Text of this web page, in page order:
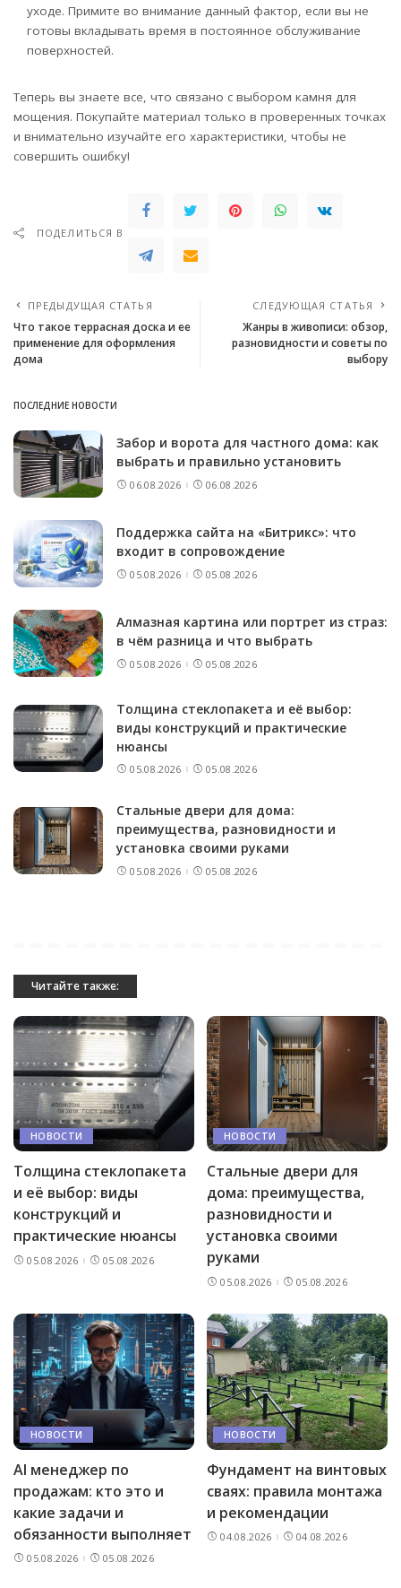
уходе. Примите во внимание данный фактор, если вы не
готовы вкладывать время в постоянное обслуживание
поверхностей.
Теперь вы знаете все, что связано с выбором камня для
мощения. Покупайте материал только в проверенных точках
и внимательно изучайте его характеристики, чтобы не
совершить ошибку!
ПОДЕЛИТЬСЯ В
ПРЕДЫДУЩАЯ СТАТЬЯ
Что такое террасная доска и ее
применение для оформления
дома
СЛЕДУЮЩАЯ СТАТЬЯ
Жанры в живописи: обзор,
разновидности и советы по
выбору
ПОСЛЕДНИЕ НОВОСТИ
Забор и ворота для частного дома: как
выбрать и правильно установить
06.08.2026 06.08.2026
Поддержка сайта на «Битрикс»: что
входит в сопровождение
05.08.2026 05.08.2026
Алмазная картина или портрет из страз:
в чём разница и что выбрать
05.08.2026 05.08.2026
Толщина стеклопакета и её выбор:
виды конструкций и практические
нюансы
05.08.2026 05.08.2026
Стальные двери для дома:
преимущества, разновидности и
установка своими руками
05.08.2026 05.08.2026
Читайте также:
НОВОСТИ
Толщина стеклопакета
и её выбор: виды
конструкций и
практические нюансы
05.08.2026 05.08.2026
НОВОСТИ
Стальные двери для
дома: преимущества,
разновидности и
установка своими
руками
05.08.2026 05.08.2026
НОВОСТИ
AI менеджер по
продажам: кто это и
какие задачи и
обязанности выполняет
05.08.2026 05.08.2026
НОВОСТИ
Фундамент на винтовых
сваях: правила монтажа
и рекомендации
04.08.2026 04.08.2026